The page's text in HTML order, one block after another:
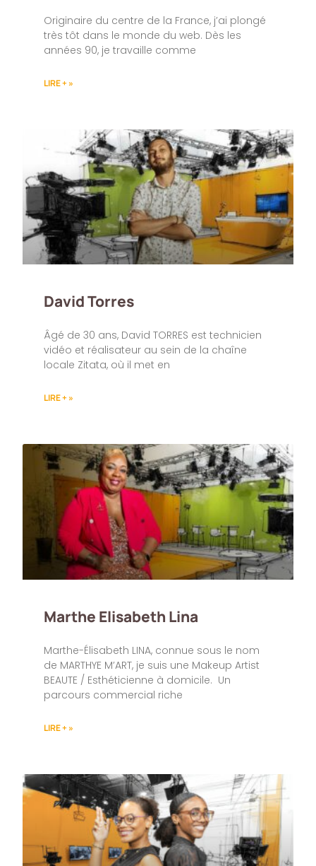
Originaire du centre de la France, j’ai plongé
très tôt dans le monde du web. Dès les
années 90, je travaille comme
LIRE + »
David Torres
Âgé de 30 ans, David TORRES est technicien
vidéo et réalisateur au sein de la chaîne
locale Zitata, où il met en
LIRE + »
Marthe Elisabeth Lina
Marthe-Élisabeth LINA, connue sous le nom
de MARTHYE M’ART, je suis une Makeup Artist
BEAUTE / Esthéticienne à domicile. Un
parcours commercial riche
LIRE + »